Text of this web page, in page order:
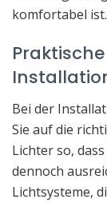
komfortabel ist.
Bei der
Sie auf die
Lichter so,
dennoch
Lichtsysteme,